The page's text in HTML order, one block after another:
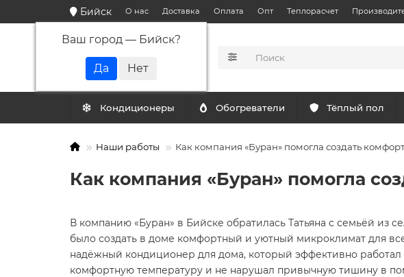
Бийск
Ваш город — Бийск?
О нас Доставка Оплата Опт Теплорасчет
Кондиционеры Обогреватели Тёплый пол
Наши работы Как компания «Буран» помогла создать
Как компания «Буран» помогла
В компанию «Буран» в Бийске обратилась Татьяна с семьёй из
было создать в доме комфортный и уютный микроклимат для
надёжный кондиционер для дома, который эффективно
комфортную температуру и не нарушал привычную тишину в